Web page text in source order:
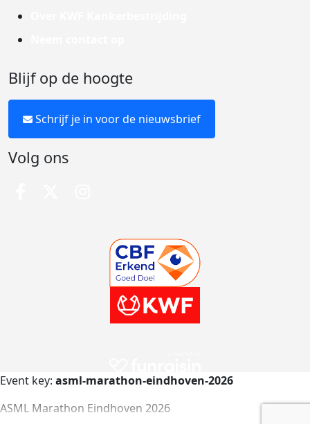
Blijf op de hoogte
Schrijf je in voor de nieuwsbrief
Volg ons
Event key: asml-marathon-eindhoven-2026
ASML Marathon Eindhoven 2026